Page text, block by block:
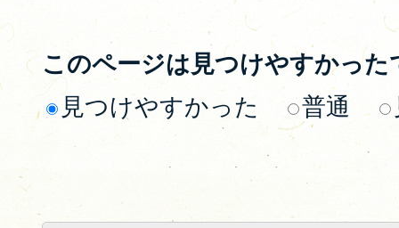
このページは見つけやすかった
見つけやすかった
普通